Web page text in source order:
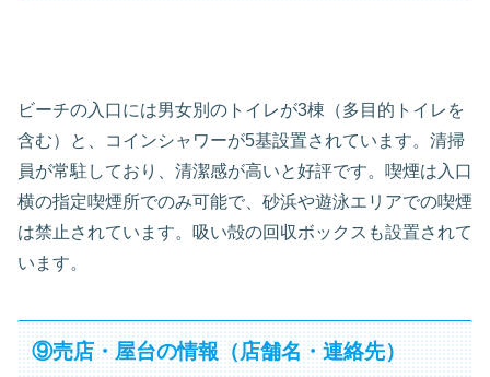
ビーチの入口には男女別のトイレが3棟（多目的トイレを
含む）と、コインシャワーが5基設置されています。清掃
員が常駐しており、清潔感が高いと好評です。喫煙は入口
横の指定喫煙所でのみ可能で、砂浜や遊泳エリアでの喫煙
は禁止されています。吸い殻の回収ボックスも設置されて
います。
⑨売店・屋台の情報（店舗名・連絡先）